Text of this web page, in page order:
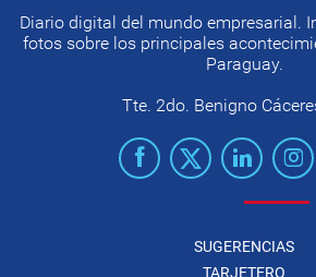
Diario digital del mundo empresarial.
fotos sobre los principales
Paraguay.
Tte. 2do. Benigno
SUGERENCIAS
TARJETERO